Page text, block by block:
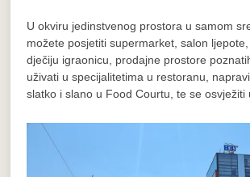
U okviru jedinstvenog prostora u samom
možete posjetiti supermarket, salon ljepote,
dječiju igraonicu, prodajne prostore
uživati u specijalitetima u restoranu,
slatko i slano u Food Courtu, te se osvježiti